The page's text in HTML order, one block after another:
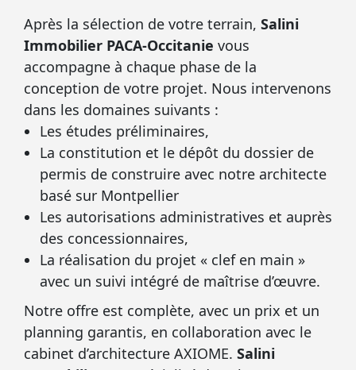
Après la sélection de votre terrain, Salini
Immobilier PACA-Occitanie vous
accompagne à chaque phase de la
conception de votre projet. Nous intervenons
dans les domaines suivants :
Les études préliminaires,
La constitution et le dépôt du dossier de
permis de construire avec notre architecte
basé sur Montpellier
Les autorisations administratives et auprès
des concessionnaires,
La réalisation du projet « clef en main »
avec un suivi intégré de maîtrise d’œuvre.
Notre offre est complète, avec un prix et un
planning garantis, en collaboration avec le
cabinet d’architecture AXIOME. Salini